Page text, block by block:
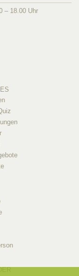
– 18.00 Uhr